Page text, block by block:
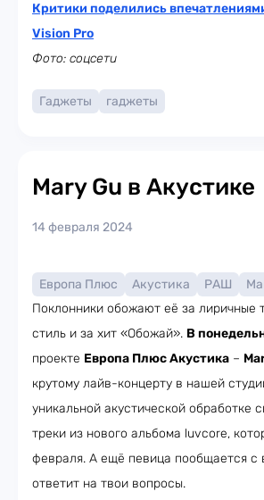
Критики поделились
Vision Pro
Фото: соцсети
Гаджеты гаджеты
Mary Gu в Акустике
14 февраля 2024
Европа Плюс Акустика РАШ
Поклонники обожают её за лиричные
стиль и за хит «Обожай». В
проекте Европа Плюс Акустика –
крутому лайв-концерту в нашей
уникальной акустической обработке
треки из нового альбома luvcore,
февраля. А ещё певица пообщается с
ответит на твои вопросы.